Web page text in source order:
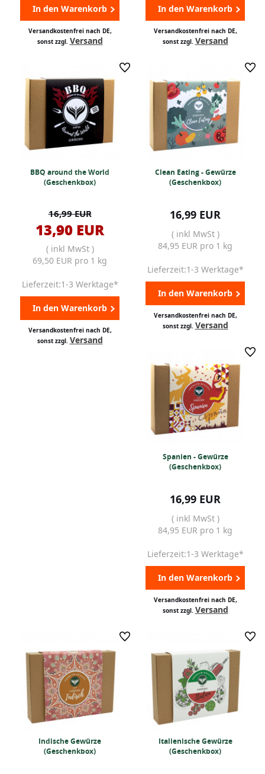
In den Warenkorb
Versandkostenfrei nach DE,
sonst zzgl. Versand
In den Warenkorb
Versandkostenfrei nach DE,
sonst zzgl. Versand
BBQ around the World
(Geschenkbox)
16,99 EUR
13,90 EUR
( inkl MwSt )
69,50 EUR pro 1 kg
Lieferzeit:1-3 Werktage*
In den Warenkorb
Versandkostenfrei nach DE,
sonst zzgl. Versand
Clean Eating - Gewürze
(Geschenkbox)
16,99 EUR
( inkl MwSt )
84,95 EUR pro 1 kg
Lieferzeit:1-3 Werktage*
In den Warenkorb
Versandkostenfrei nach DE,
sonst zzgl. Versand
Spanien - Gewürze
(Geschenkbox)
16,99 EUR
( inkl MwSt )
84,95 EUR pro 1 kg
Lieferzeit:1-3 Werktage*
In den Warenkorb
Versandkostenfrei nach DE,
sonst zzgl. Versand
Indische Gewürze
(Geschenkbox)
Italienische Gewürze
(Geschenkbox)